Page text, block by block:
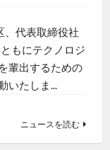
、代表取締役社
もにテクノロジ
輩出するための
いたしま...
ニュースを読む